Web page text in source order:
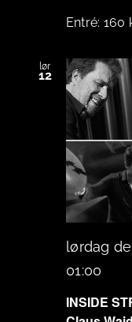
160
lør
12
lørdag
01:00
INSIDE